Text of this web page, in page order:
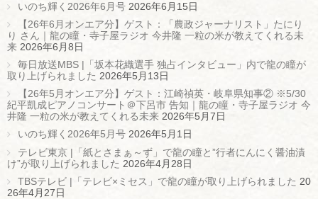
いのち輝く2026年6月号 2026年6月15日
【26年6月オンエア分】ゲスト：「農政ジャーナリスト」たにり
り さん｜龍の瞳・寺子屋ラジオ 今井隆 一粒の米が教えてくれる未
来 2026年6月8日
毎日放送MBS |「坂本花織選手 独占インタビュー」内で龍の瞳が
取り上げられました 2026年5月13日
【26年5月オンエア分】ゲスト：江崎禎英・岐阜県知事② ※5/30
紀平凱成ピアノコンサート＠下呂市 告知｜龍の瞳・寺子屋ラジオ 今
井隆 一粒の米が教えてくれる未来 2026年5月7日
いのち輝く2026年5月号 2026年5月1日
テレビ東京 |「紙とさまぁ～ず」で龍の瞳と”行者にんにく醤油漬
け”が取り上げられました 2026年4月28日
TBSテレビ |「テレビ×ミセス」で龍の瞳が取り上げられました 20
26年4月27日